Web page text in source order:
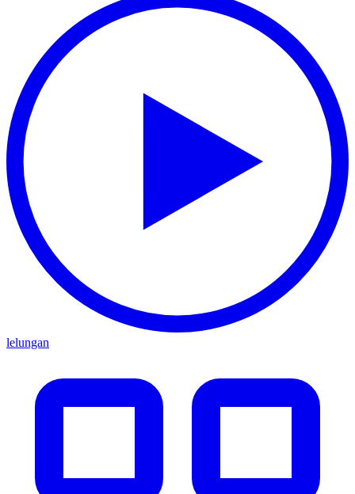
lelungan